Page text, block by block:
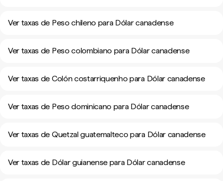
Ver taxas de Peso chileno para Dólar canadense
Ver taxas de Peso colombiano para Dólar canadense
Ver taxas de Colón costarriquenho para Dólar canadense
Ver taxas de Peso dominicano para Dólar canadense
Ver taxas de Quetzal guatemalteco para Dólar canadense
Ver taxas de Dólar guianense para Dólar canadense